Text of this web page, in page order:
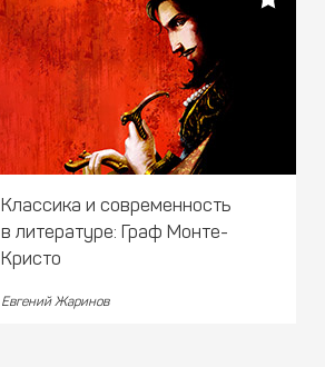
Классика и современность
в литературе: Граф Монте-
Кристо
Евгений Жаринов